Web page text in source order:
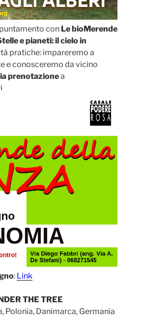
con Le bioMerende
e pianeti: il cielo in
pratiche: impareremo a
e conosceremo da vicino
prenotazionea
: Link
THE TREE
Polonia, Danimarca, Germania